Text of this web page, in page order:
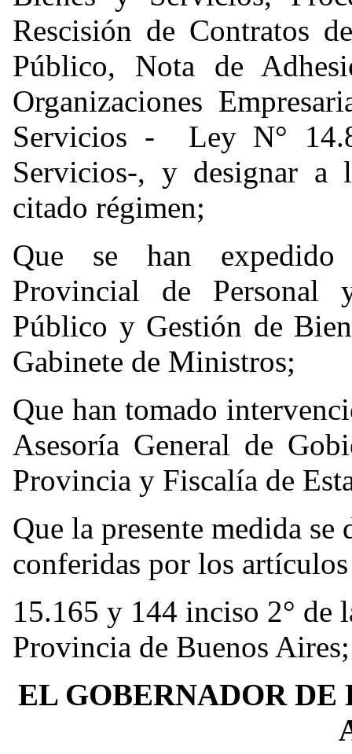
Rescisión de Contratos
Público, Nota de
Organizaciones
Servicios - Ley N°
Servicios-, y designar a
citado régimen;
Que se han expedido
Provincial de Personal
Público y Gestión de
Gabinete de Ministros;
Que han tomado
Asesoría General de
Provincia y Fiscalía de
Que la presente medida
conferidas por los
15.165 y 144 inciso 2° de
Provincia de Buenos
EL GOBERNADOR DE